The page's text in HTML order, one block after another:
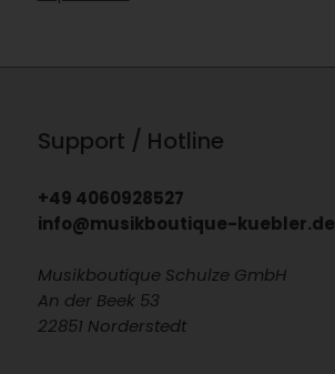
Support / Hotline
+49 4060928527
info@musikboutique-kuebler.de
Musikboutique Schulze GmbH
An der Beek 53
22851 Norderstedt